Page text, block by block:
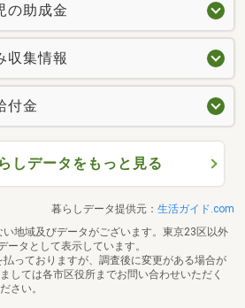
の助成金
収集情報
付金
しデータをもっと見る
暮らしデータ提供元： 生活ガイド.com
地域及びデータがございます。東京23区以外
タとして表示しています。
っておりますが、調査後に変更がある場合が
しては各市区役所までお問い合わせいただく
さい。